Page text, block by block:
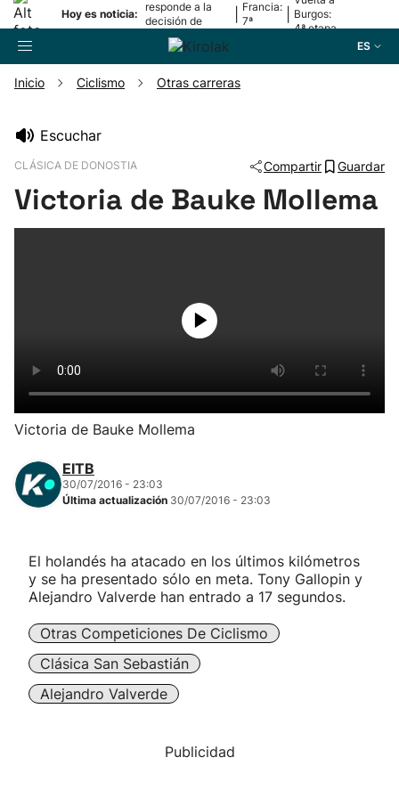
Hoy es noticia:
responde a la
decisión de
Oriamendi
Francia:
7ª
Burgos:
4ª etapa
ES
Pelota
Ciclismo
Herri-kirolak
Balonmano
Atletismo
Carreras de montaña
Más deportes
Inicio Ciclismo Otras carreras
Escuchar
CLÁSICA DE DONOSTIA Compartir Guardar
Victoria de Bauke Mollema
Victoria de Bauke Mollema
EITB
30/07/2016 - 23:03
Última actualización 30/07/2016 - 23:03
El holandés ha atacado en los últimos kilómetros
y se ha presentado sólo en meta. Tony Gallopin y
Alejandro Valverde han entrado a 17 segundos.
Otras Competiciones De Ciclismo
Clásica San Sebastián
Alejandro Valverde
Publicidad